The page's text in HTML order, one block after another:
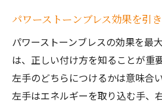
パワーストーンブレス効果を引
パワーストーンブレスの効果を最
は、正しい付け方を知ることが重
左手のどちらにつけるかは意味合
左手はエネルギーを取り込む手、